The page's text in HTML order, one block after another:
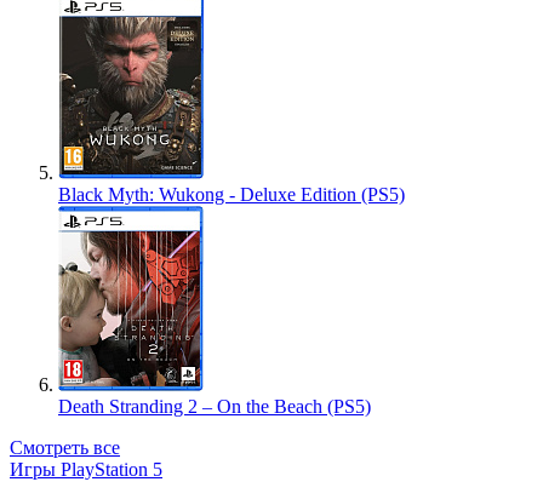
Black Myth: Wukong - Deluxe Edition (PS5)
Death Stranding 2 – On the Beach (PS5)
Смотреть все
Игры PlayStation 5